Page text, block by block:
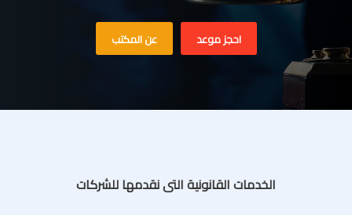
احجز موعد عن المكتب
الخدمات القانونية التى نقدمها للشركات